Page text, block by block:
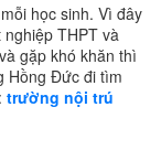
học sinh. Vì đây
THPT và
gặp khó khăn thì
Hồng Đức đi tìm
trường nội trú